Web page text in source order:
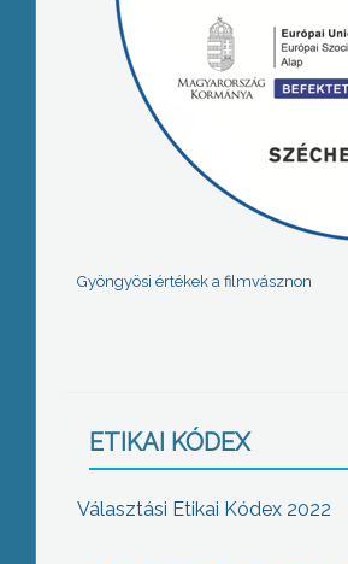
Gyöngyösi értékek a filmvásznon
ETIKAI KÓDEX
Választási Etikai Kódex 2022